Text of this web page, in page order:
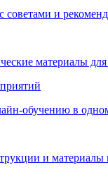
и
материалы
обучению в
и материалы